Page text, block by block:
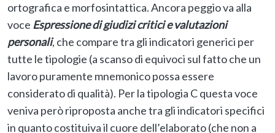
ortografica e morfosintattica. Ancora peggio va alla
voce Espressione di giudizi critici e valutazioni
personali, che compare tra gli indicatori generici per
tutte le tipologie (a scanso di equivoci sul fatto che un
lavoro puramente mnemonico possa essere
considerato di qualità). Per la tipologia C questa voce
veniva però riproposta anche tra gli indicatori specifici
in quanto costituiva il cuore dell’elaborato (che non a